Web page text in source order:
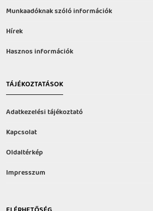
Munkaadóknak szóló információk
Hírek
Hasznos információk
TÁJÉKOZTATÁSOK
Adatkezelési tájékoztató
Kapcsolat
Oldaltérkép
Impresszum